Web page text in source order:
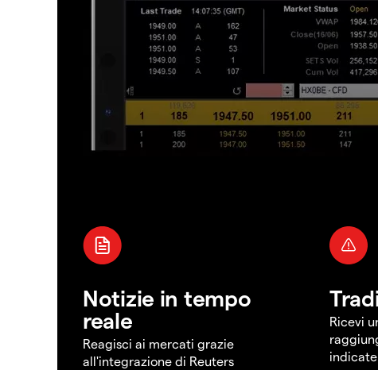
Notizie in tempo
reale
Reagisci ai mercati grazie
all'integrazione di Reuters
Ricevi
indicate